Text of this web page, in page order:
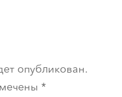
опубликован.
*